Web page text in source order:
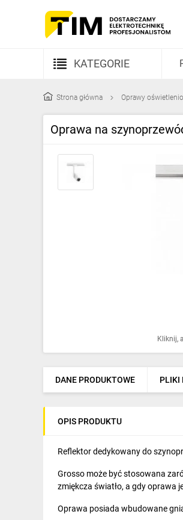
KATEGORIE
Kable i przewody
Rozdzielnice i obudowy
Elementy prowadzenia kabli
Ogrzewanie
Elektronarzędzia i mierniki
Napędy elektryczne
Pneumatyka
Strona główna Oprawy
Oprawa na
Kliknij,
DANE PRODUKTOWE PLIKI
OPIS PRODUKTU
Reflektor dedykowany do
Grosso może być stosowana
zmiękcza światło, a gdy oprawa
Oprawa posiada wbudowane